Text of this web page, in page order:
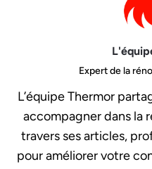
Expert de la
L’équipe Thermor
accompagner dans la
travers ses articles,
pour améliorer votre